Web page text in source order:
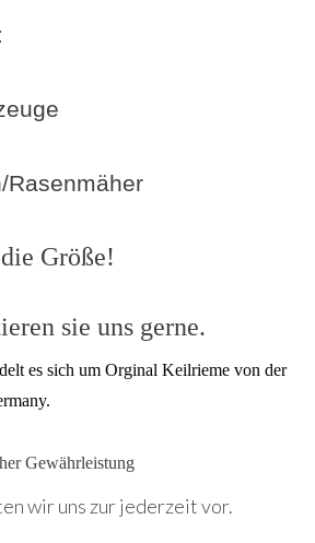
Rasenmäher
Größe!
sie uns gerne.
es sich um Orginal Keilrieme von der
Gewährleistung
wir uns zur jederzeit vor.